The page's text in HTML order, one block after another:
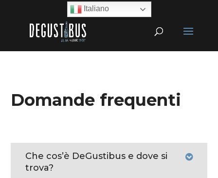
Domande frequenti
Che cos’è DeGustibus e dove si
trova?
Italiano